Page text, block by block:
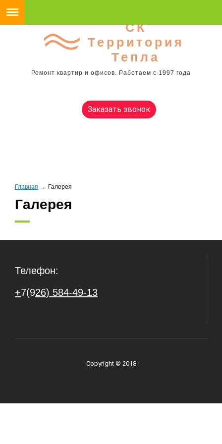
СК
Территория
Тепла
Ремонт квартир и офисов. Работаем с 1997 года
Заказать звонок
Главная → Галерея
Галерея
Телефон:
+7(926) 584-49-13
Copyright © 2018